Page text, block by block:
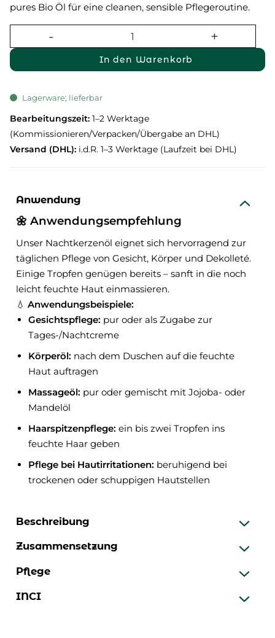
pures Bio Öl für eine cleanen, sensible Pflegeroutine.
In den Warenkorb
Lagerware; lieferbar
Bearbeitungszeit: 1–2 Werktage
(Kommissionieren/Verpacken/Übergabe an DHL)
Versand (DHL): i.d.R. 1–3 Werktage (Laufzeit bei DHL)
Anwendung
🌼 Anwendungsempfehlung
Unser Nachtkerzenöl eignet sich hervorragend zur
täglichen Pflege von Gesicht, Körper und Dekolleté.
Einige Tropfen genügen bereits – sanft in die noch
leicht feuchte Haut einmassieren.
💧 Anwendungsbeispiele:
Gesichtspflege: pur oder als Zugabe zur
Tages-/Nachtcreme
Körperöl: nach dem Duschen auf die feuchte
Haut auftragen
Massageöl: pur oder gemischt mit Jojoba- oder
Mandelöl
Haarspitzenpflege: ein bis zwei Tropfen ins
feuchte Haar geben
Pflege bei Hautirritationen: beruhigend bei
trockenen oder schuppigen Hautstellen
Beschreibung
Zusammensetzung
Pflege
INCI